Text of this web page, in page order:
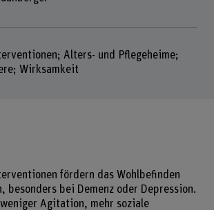
Alters- und Pflegeheime;
Wirksamkeit
fördern das Wohlbefinden
besonders bei Demenz oder Depression.
Agitation, mehr soziale